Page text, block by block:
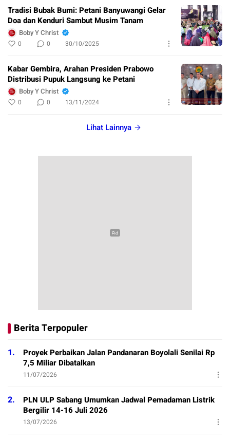
Tradisi Bubak Bumi: Petani Banyuwangi Gelar
Doa dan Kenduri Sambut Musim Tanam
Boby Y Christ
0 0 30/10/2025
Kabar Gembira, Arahan Presiden Prabowo
Distribusi Pupuk Langsung ke Petani
Boby Y Christ
0 0 13/11/2024
Lihat Lainnya
Berita Terpopuler
1.
Proyek Perbaikan Jalan Pandanaran Boyolali Senilai Rp
7,5 Miliar Dibatalkan
11/07/2026
2.
PLN ULP Sabang Umumkan Jadwal Pemadaman Listrik
Bergilir 14-16 Juli 2026
13/07/2026